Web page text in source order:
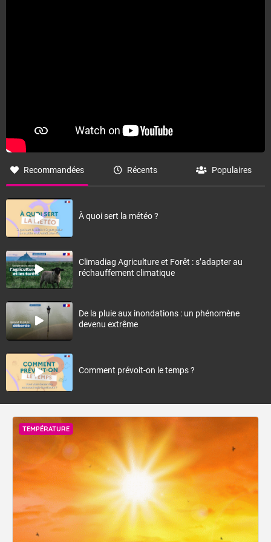
Recommandées Récents Populaires
À quoi sert la météo ?
Climadiag Agriculture et Forêt : s’adapter au
réchauffement climatique
De la pluie aux inondations : un phénomène
devenu extrême
Comment prévoit-on le temps ?
TEMPÉRATURE